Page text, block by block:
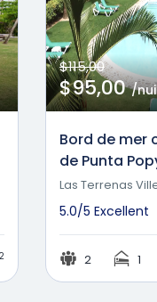
2
$115,00
$95,00/
Bord de mer
de Punta
Las Terrenas
5.0/5 Excellent
2 1